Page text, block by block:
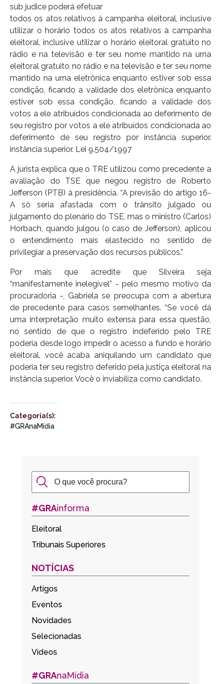
sub judice poderá efetuar
todos os atos relativos à campanha eleitoral, inclusive
utilizar o horário todos os atos relativos à campanha
eleitoral, inclusive utilizar o horário eleitoral gratuito no
rádio e na televisão e ter seu nome mantido na urna
eleitoral gratuito no rádio e na televisão e ter seu nome
mantido na urna eletrônica enquanto estiver sob essa
condição, ficando a validade dos eletrônica enquanto
estiver sob essa condição, ficando a validade dos
votos a ele atribuídos condicionada ao deferimento de
seu registro por votos a ele atribuídos condicionada ao
deferimento de seu registro por instância superior.
instância superior. Lei 9.504/1997
A jurista explica que o TRE utilizou como precedente a
avaliação do TSE que negou registro de Roberto
Jefferson (PTB) à presidência. “A previsão do artigo 16-
A só seria afastada com o trânsito julgado ou
julgamento do plenário do TSE, mas o ministro (Carlos)
Horbach, quando julgou (o caso de Jefferson), aplicou
o entendimento mais elastecido no sentido de
privilegiar a preservação dos recursos públicos.”
Por mais que acredite que Silveira seja
“manifestamente inelegível” - pelo mesmo motivo da
procuradoria -, Gabriela se preocupa com a abertura
de precedente para casos semelhantes. “Se você dá
uma interpretação muito extensa para essa questão,
no sentido de que o registro indeferido pelo TRE
poderia desde logo impedir o acesso a fundo e horário
eleitoral, você acaba aniquilando um candidato que
poderia ter seu registro deferido pela justiça eleitoral na
instância superior. Você o inviabiliza como candidato.
Categoria(s):
#GRAnaMídia
#GRAinforma
Eleitoral
Tribunais Superiores
NOTÍCIAS
Artigos
Eventos
Novidades
Selecionadas
Vídeos
#GRAnaMídia